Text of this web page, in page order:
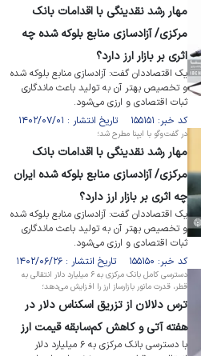
مهار رشد نقدینگی با اقدامات بانک
مرکزی/ آزادسازی منابع بلوکه شده چه
اثری بر بازار ارز دارد؟
یک اقتصاددان گفت: آزادسازی منابع بلوکه شده
و تخصیص بهتر آن به تولید باعث ماندگاری
ثبات اقتصادی و ارزی می‌شود.
کد خبر: ۱۵۵۱۵۱ تاریخ انتشار : ۱۴۰۲/۰۷/۰۱
در گفت‌وگو با ایبِنا مطرح شد؛
مهار رشد نقدینگی با اقدامات بانک
مرکزی/ آزادسازی منابع بلوکه شده ایران
چه اثری بر بازار ارز دارد؟
یک اقتصاددان گفت: آزادسازی منابع بلوکه شده
و تخصیص بهتر آن به تولید باعث ماندگاری
ثبات اقتصادی و ارزی می‌شود.
کد خبر: ۱۵۵۱۵۰ تاریخ انتشار : ۱۴۰۲/۰۶/۲۶
دسترسی کامل بانک مرکزی به ۶ میلیارد دلار انتقالی به
قطر، قدرت مانور بازارساز ارز را افزایش می‌دهد؛
ترس دلالان از تزریق اسکناس دلار در
هفته آتی و کاهش کم‌سابقه قیمت ارز
با دسترسی بانک مرکزی به ۶ میلیارد دلار